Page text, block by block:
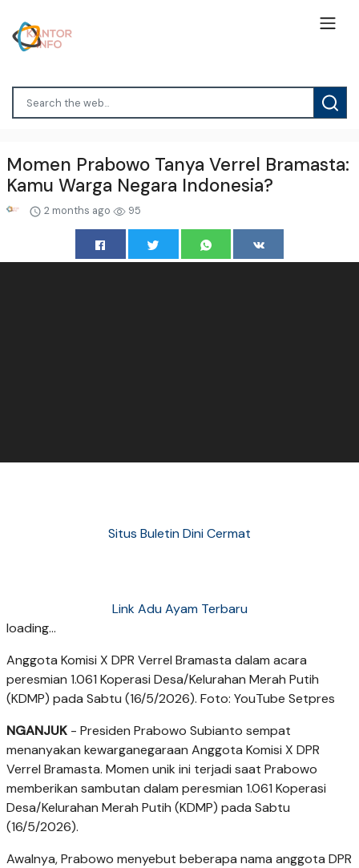
Momen Prabowo Tanya Verrel Bramasta:
Kamu Warga Negara Indonesia?
2 months ago 95
Situs Buletin Dini Cermat
Link Adu Ayam Terbaru
loading...
Anggota Komisi X DPR Verrel Bramasta dalam acara
peresmian 1.061 Koperasi Desa/Kelurahan Merah Putih
(KDMP) pada Sabtu (16/5/2026). Foto: YouTube Setpres
NGANJUK - Presiden Prabowo Subianto sempat
menanyakan kewarganegaraan Anggota Komisi X DPR
Verrel Bramasta. Momen unik ini terjadi saat Prabowo
memberikan sambutan dalam peresmian 1.061 Koperasi
Desa/Kelurahan Merah Putih (KDMP) pada Sabtu
(16/5/2026).
Awalnya, Prabowo menyebut beberapa nama anggota DPR